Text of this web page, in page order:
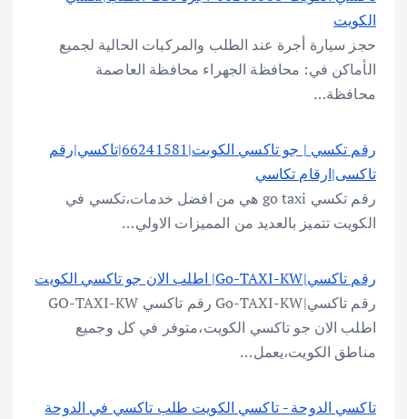
الكويت
حجز سيارة أجرة عند الطلب والمركبات الحالية لجميع
الأماكن في: محافظة الجهراء محافظة العاصمة
محافظة…
رقم تكسي | جو تاكسي الكويت|66241581|تاكسي|رقم
تاكسى|ارقام تكاسي
رقم تكسي go taxi هي من افضل خدمات،تكسي في
الكويت تتميز بالعديد من المميزات الاولي…
رقم تاكسي|Go-TAXI-KW| اطلب الان جو تاكسي الكويت
رقم تاكسي|Go-TAXI-KW رقم تاكسي GO-TAXI-KW
اطلب الان جو تاكسي الكويت،متوفر في كل وجميع
مناطق الكويت،يعمل…
تاكسي الدوحة - تاكسي الكويت طلب تاكسي في الدوحة